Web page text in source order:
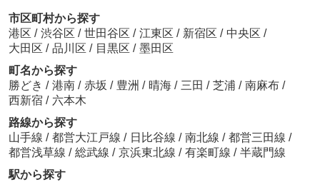
市区町村から探す
港区 / 渋谷区 / 世田谷区 / 江東区 / 新宿区 / 中央区 /
大田区 / 品川区 / 目黒区 / 墨田区
町名から探す
勝どき / 港南 / 赤坂 / 豊洲 / 晴海 / 三田 / 芝浦 / 南麻布 /
西新宿 / 六本木
路線から探す
山手線 / 都営大江戸線 / 日比谷線 / 南北線 / 都営三田線 /
都営浅草線 / 総武線 / 京浜東北線 / 有楽町線 / 半蔵門線
駅から探す